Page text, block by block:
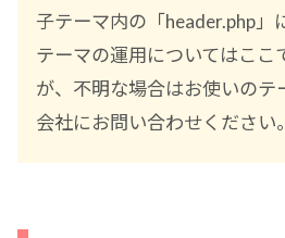
子テーマ内の「header.php」
テーマの運用についてはここ
が、不明な場合はお使いのテ
会社にお問い合わせください。